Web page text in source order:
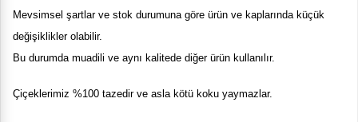
Mevsimsel şartlar ve stok durumuna göre ürün ve kaplarında küçük
değişiklikler olabilir.
Bu durumda muadili ve aynı kalitede diğer ürün kullanılır.
Çiçeklerimiz %100 tazedir ve asla kötü koku yaymazlar.